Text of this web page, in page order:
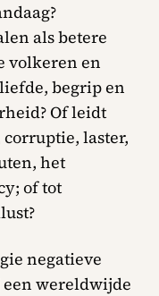
als betere
volkeren en
begrip en
Of leidt
laster,
het
of tot
negatieve
wereldwijde